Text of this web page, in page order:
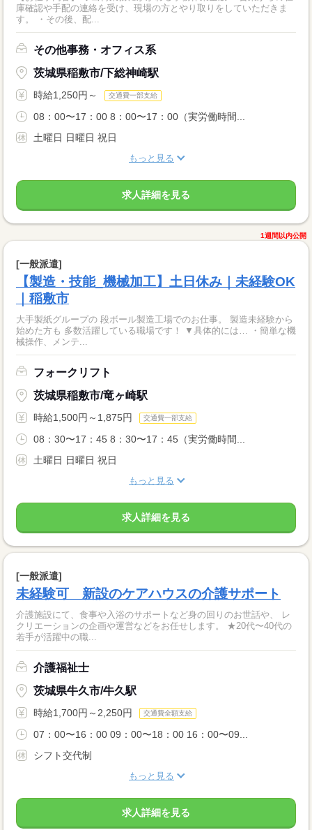
庫確認や手配の連絡を受け、現場の方とやり取りをしていただきま
す。 ・その後、配...
その他事務・オフィス系
茨城県稲敷市/下総神崎駅
時給1,250円～ 交通費一部支給
08：00〜17：00 8：00〜17：00（実労働時間...
土曜日 日曜日 祝日
もっと見る
求人詳細を見る
1週間以内公開
[一般派遣]
【製造・技能_機械加工】土日休み｜未経験OK
｜稲敷市
大手製紙グループの 段ボール製造工場でのお仕事。 製造未経験から
始めた方も 多数活躍している職場です！ ▼具体的には… ・簡単な機
械操作、メンテ...
フォークリフト
茨城県稲敷市/竜ヶ崎駅
時給1,500円～1,875円 交通費一部支給
08：30〜17：45 8：30〜17：45（実労働時間...
土曜日 日曜日 祝日
もっと見る
求人詳細を見る
[一般派遣]
未経験可 新設のケアハウスの介護サポート
介護施設にて、食事や入浴のサポートなど身の回りのお世話や、 レ
クリエーションの企画や運営などをお任せします。 ★20代〜40代の
若手が活躍中の職...
介護福祉士
茨城県牛久市/牛久駅
時給1,700円～2,250円 交通費全額支給
07：00〜16：00 09：00〜18：00 16：00〜09...
シフト交代制
もっと見る
求人詳細を見る